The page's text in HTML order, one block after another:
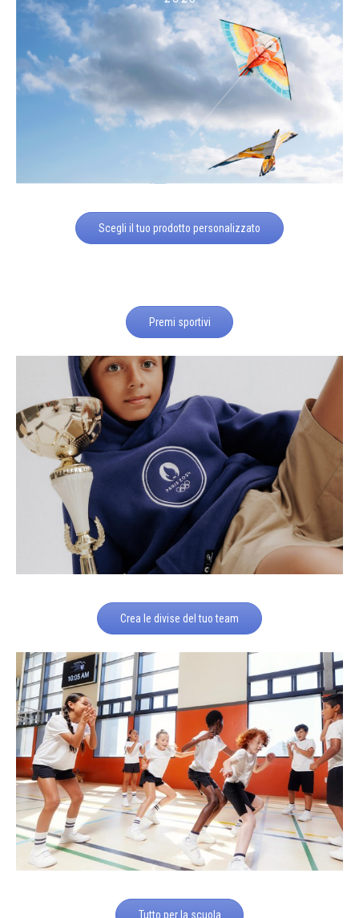
Scegli il tuo prodotto personalizzato
Premi sportivi
Crea le divise del tuo team
Tutto per la scuola